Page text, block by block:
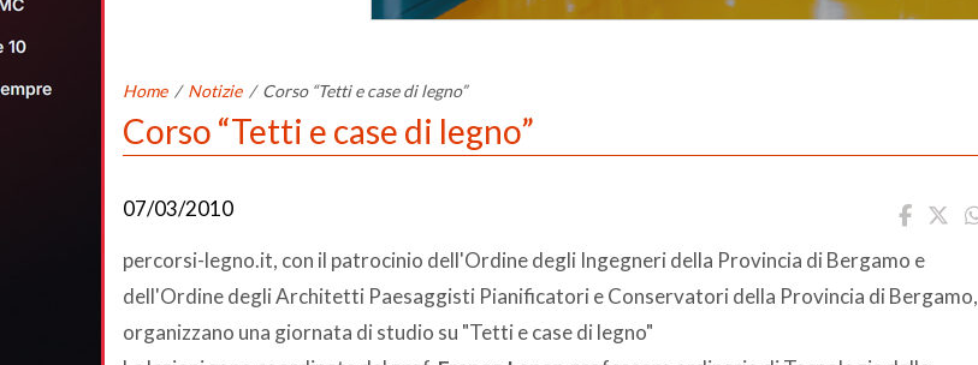
Home / Notizie / Corso “Tetti e case di legno”
Corso “Tetti e case di legno”
07/03/2010
percorsi-legno.it, con il patrocinio dell'Ordine degli Ingegneri della Provincia di Bergamo e
dell'Ordine degli Architetti Paesaggisti Pianificatori e Conservatori della Provincia di Bergamo,
organizzano una giornata di studio su "Tetti e case di legno"